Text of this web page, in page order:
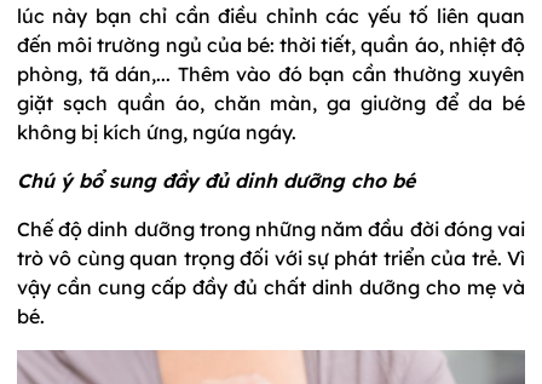
lúc này bạn chỉ cần điều chỉnh các yếu tố liên quan
đến môi trường ngủ của bé: thời tiết, quần áo, nhiệt độ
phòng, tã dán,... Thêm vào đó bạn cần thường xuyên
giặt sạch quần áo, chăn màn, ga giường để da bé
không bị kích ứng, ngứa ngáy.
Chú ý bổ sung đầy đủ dinh dưỡng cho bé
Chế độ dinh dưỡng trong những năm đầu đời đóng vai
trò vô cùng quan trọng đối với sự phát triển của trẻ. Vì
vậy cần cung cấp đầy đủ chất dinh dưỡng cho mẹ và
bé.